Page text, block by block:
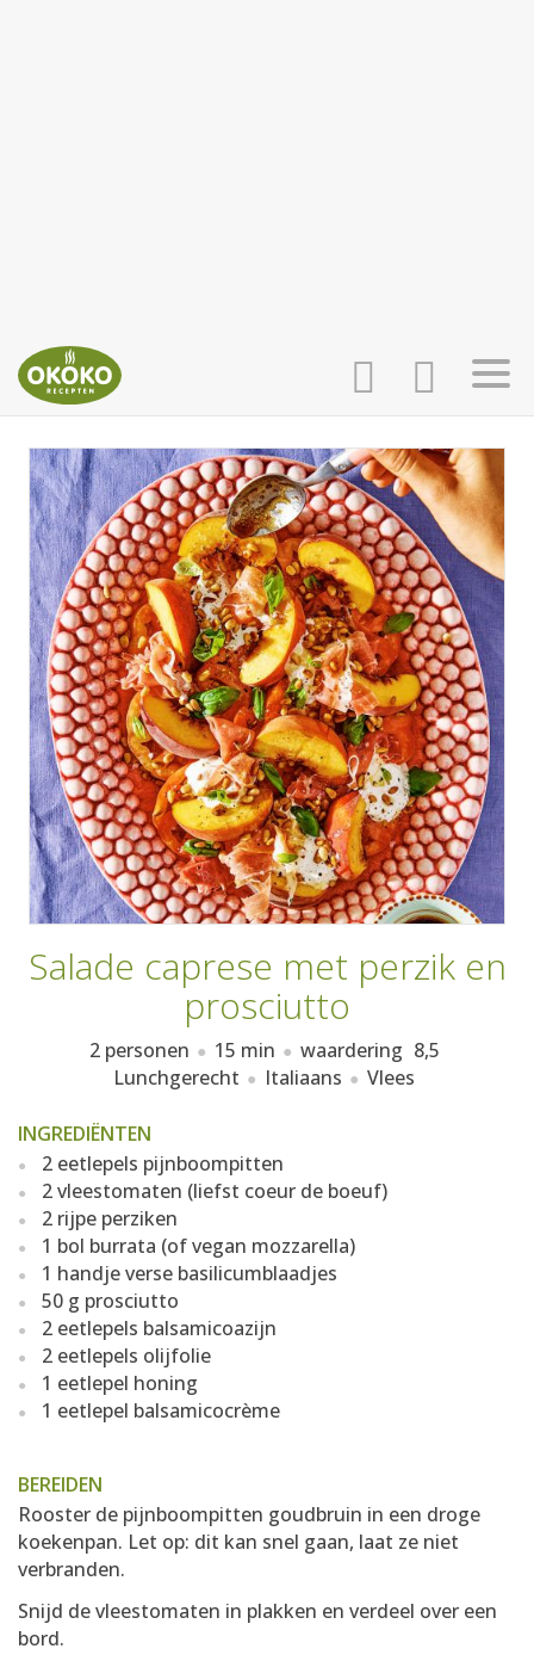
INLOGGEN
AANMELDEN
HOME
RECEPTEN
WEEKMENU'S
KOOKBOEKEN
Salade caprese met perzik en
prosciutto
2 personen 15 min waardering 8,5
Lunchgerecht
Italiaans Vlees
INGREDIËNTEN
2 eetlepels pijnboompitten
2 vleestomaten (liefst coeur de boeuf)
2 rijpe perziken
1 bol burrata (of vegan mozzarella)
1 handje verse basilicumblaadjes
50 g prosciutto
2 eetlepels balsamicoazijn
2 eetlepels olijfolie
1 eetlepel honing
1 eetlepel balsamicocrème
BEREIDEN
Rooster de pijnboompitten goudbruin in een droge
koekenpan. Let op: dit kan snel gaan, laat ze niet
verbranden.
Snijd de vleestomaten in plakken en verdeel over een
bord.